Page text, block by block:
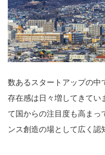
数あるスタートアップの中
存在感は日々増してきてい
て国からの注目度も高まっ
ンス創造の場として広く認